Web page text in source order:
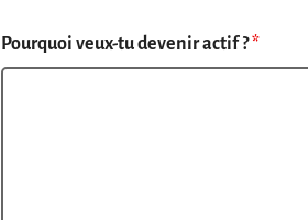
Pourquoi veux-tu devenir actif ?*